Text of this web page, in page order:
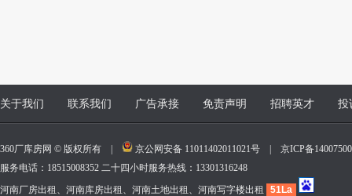
关于我们 联系我们 广告承接 免责声明 招聘英才 投
360厂库房网 © 版权所有 | 京公网安备 11011402011021号
京ICP备
服务电话：18515008352 二十四小时服务热线：13301316248
河南厂房出租、河南库房出租、河南土地出租、河南写字楼出租
51La